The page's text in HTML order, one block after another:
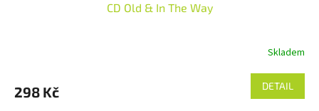
CD Old & In The Way
Skladem
298 Kč DETAIL